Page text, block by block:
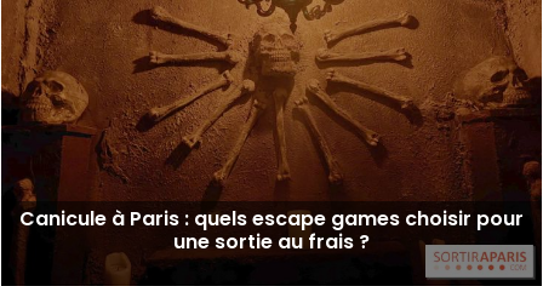
Canicule à Paris : quels escape games choisir pour
une sortie au frais ?